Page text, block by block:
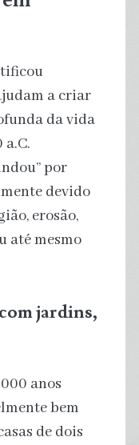
a criar
da vida
por
devido
erosão,
até mesmo
jardins,
anos
bem
de dois